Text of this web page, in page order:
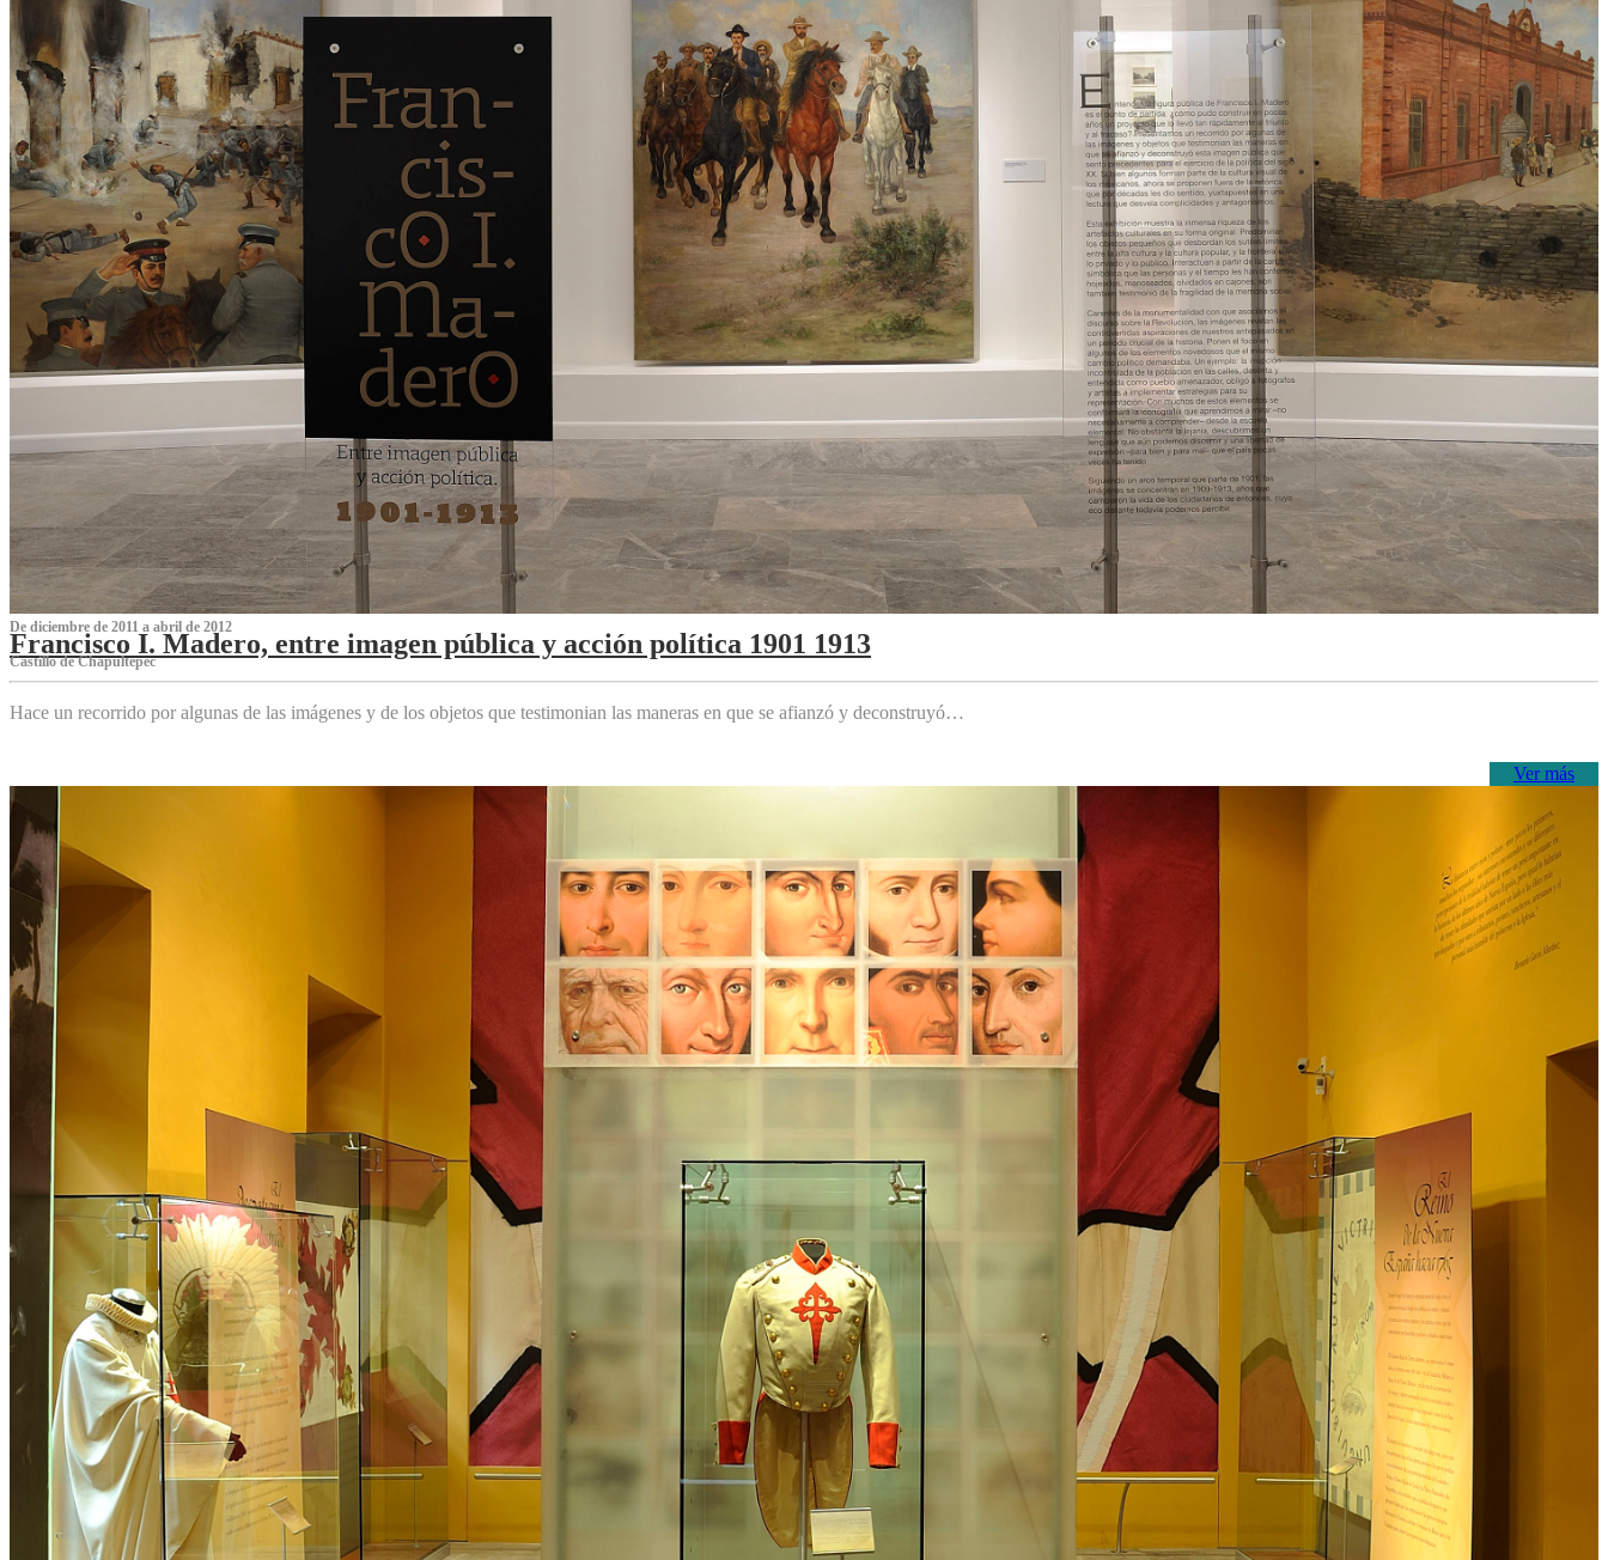
De diciembre de 2011 a abril de 2012
Francisco I. Madero, entre imagen pública y acción política 1901 1913
Castillo de Chapultepec
Hace un recorrido por algunas de las imágenes y de los objetos que testimonian las maneras en que se afianzó y deconstruyó…
Ver más